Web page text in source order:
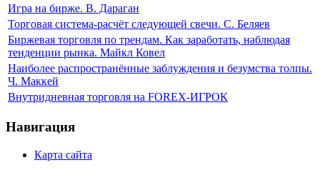
Игра на бирже. В. Дараган
Торговая система-расчёт следующей свечи. С. Беляев
Биржевая торговля по трендам. Как заработать, наблюдая
тенденции рынка. Майкл Ковел
Наиболее распространённые заблуждения и безумства толпы.
Ч. Маккей
Внутридневная торговля на FOREX-ИГРОК
Навигация
Карта сайта